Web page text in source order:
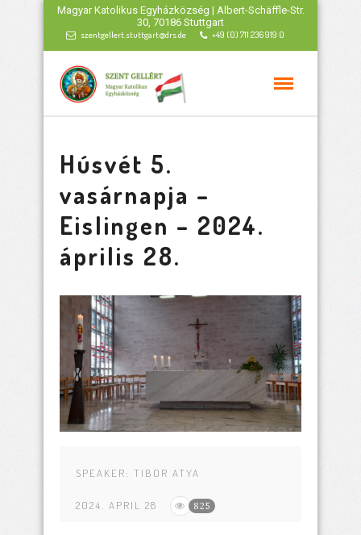
Magyar Katolikus Egyházközség | Albert-Schäffle-Str.
30, 70186 Stuttgart
szentgellert.stuttgart@drs.de +49 (0) 711 236 919 0
Húsvét 5.
vasárnapja –
Eislingen – 2024.
április 28.
SPEAKER: TIBOR ATYA
2024. APRIL 28 825